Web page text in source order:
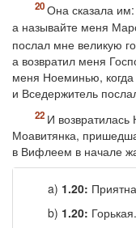
Она сказала
а называйте меня
послал мне великую
а возвратил меня
меня Ноеминью, когда
и Вседержитель
И
Моавитянка,
в Вифлеем в начале
a) 1.20:
b) 1.20: Горькая.